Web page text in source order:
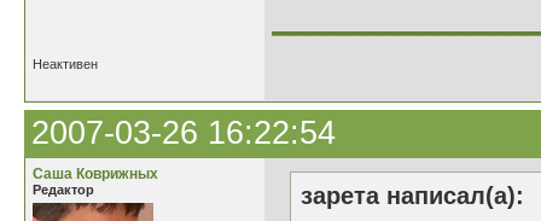
Неактивен
2007-03-26 16:22:54
Саша Коврижных
Редактор
зарета написал(а):